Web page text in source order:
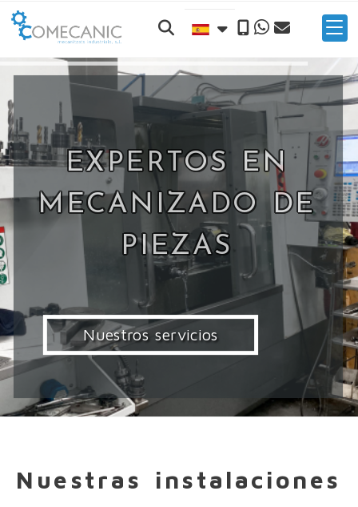
PIEZAS
INDUSTRIALES A
MEDIDA
Conócenos
Nuestras instalaciones